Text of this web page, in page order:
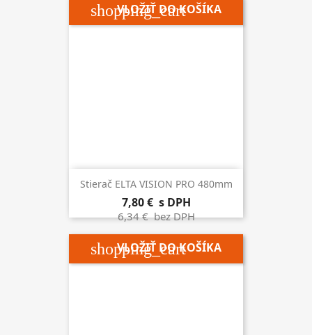
shopping_cart
VLOŽIŤ DO KOŠÍKA
Stierač ELTA VISION PRO 480mm
7,80 € s DPH
6,34 €bez DPH
shopping_cart
VLOŽIŤ DO KOŠÍKA